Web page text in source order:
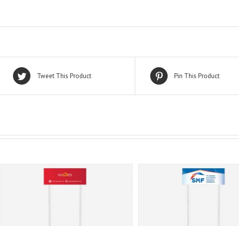
Tweet This Product Pin This Product